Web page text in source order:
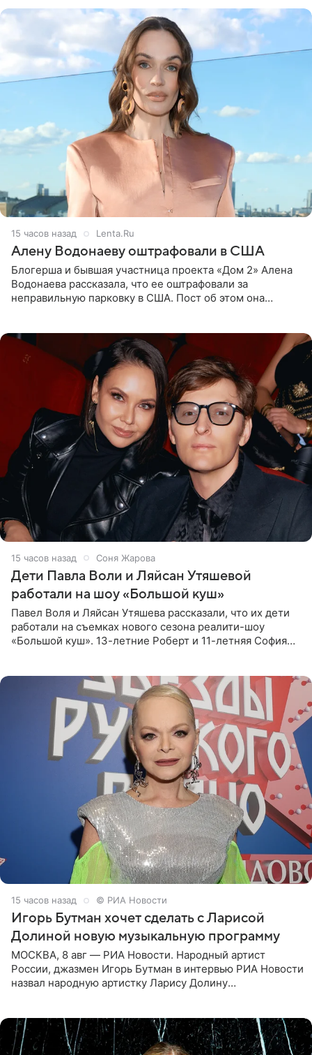
15 часов назад Lenta.Ru
Алену Водонаеву оштрафовали в США
Блогерша и бывшая участница проекта «Дом 2» Алена
Водонаева рассказала, что ее оштрафовали за
неправильную парковку в США. Пост об этом она
15 часов назад Соня Жарова
Дети Павла Воли и Ляйсан Утяшевой
работали на шоу «Большой куш»
Павел Воля и Ляйсан Утяшева рассказали, что их дети
работали на съемках нового сезона реалити-шоу
«Большой куш». 13-летние Роберт и 11-летняя София
15 часов назад © РИА Новости
Игорь Бутман хочет сделать с Ларисой
Долиной новую музыкальную программу
МОСКВА, 8 авг — РИА Новости. Народный артист
России, джазмен Игорь Бутман в интервью РИА Новости
назвал народную артистку Ларису Долину